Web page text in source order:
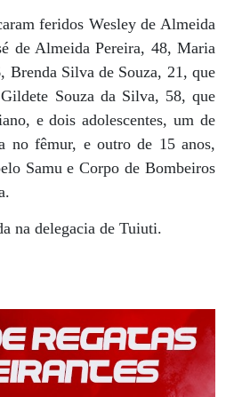
feridos Wesley de Almeida
de Almeida Pereira, 48, Maria
Brenda Silva de Souza, 21, que
Souza da Silva, 58, que
e dois adolescentes, um de
no fêmur, e outro de 15 anos,
Samu e Corpo de Bombeiros
na delegacia de Tuiuti.